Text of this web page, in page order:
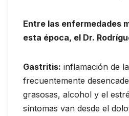
Entre las enfermedades
esta época, el Dr.
Gastritis: inflamación de
frecuentemente
grasosas, alcohol y el
síntomas van desde el